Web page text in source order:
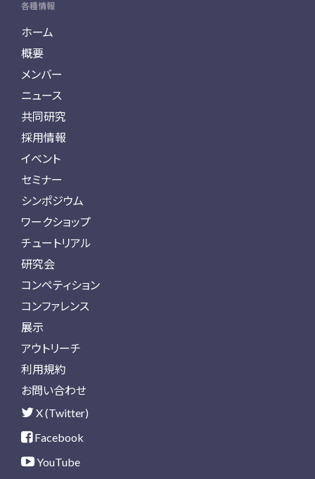
各種情報
ホーム
概要
メンバー
ニュース
共同研究
採用情報
イベント
セミナー
シンポジウム
ワークショップ
チュートリアル
研究会
コンペティション
コンファレンス
展示
アウトリーチ
利用規約
お問い合わせ
X (Twitter)
Facebook
YouTube